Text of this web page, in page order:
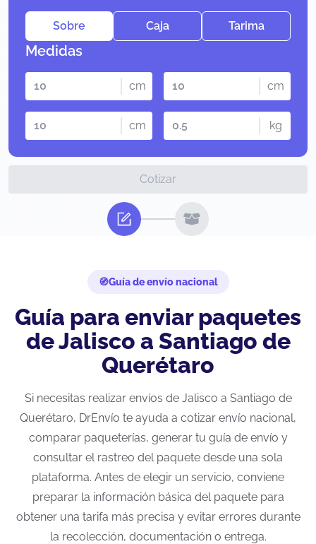
Sobre Caja Tarima
Medidas
cm cm
cm kg
Cotizar
Guía de envío nacional
Guía para enviar paquetes
de Jalisco a Santiago de
Querétaro
Si necesitas realizar envíos de Jalisco a Santiago de
Querétaro, DrEnvío te ayuda a cotizar envío nacional,
comparar paqueterías, generar tu guía de envío y
consultar el rastreo del paquete desde una sola
plataforma. Antes de elegir un servicio, conviene
preparar la información básica del paquete para
obtener una tarifa más precisa y evitar errores durante
la recolección, documentación o entrega.